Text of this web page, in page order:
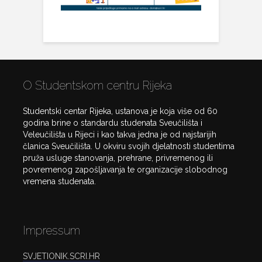
O Studentskom centru Rijeka
Studentski centar Rijeka, ustanova je koja više od 60
godina brine o standardu studenata Sveučilišta i
Veleučilišta u Rijeci i kao takva jedna je od najstarijih
članica Sveučilišta. U okviru svojih djelatnosti studentima
pruža usluge stanovanja, prehrane, privremenog ili
povremenog zapošljavanja te organizacije slobodnog
vremena studenata.
Impressum
SVJETIONIK.SCRI.HR